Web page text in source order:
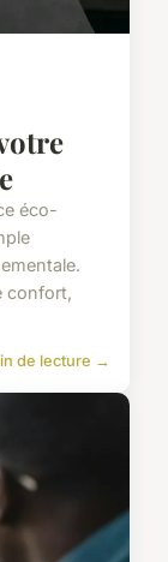
éco-
confort,
de lecture →